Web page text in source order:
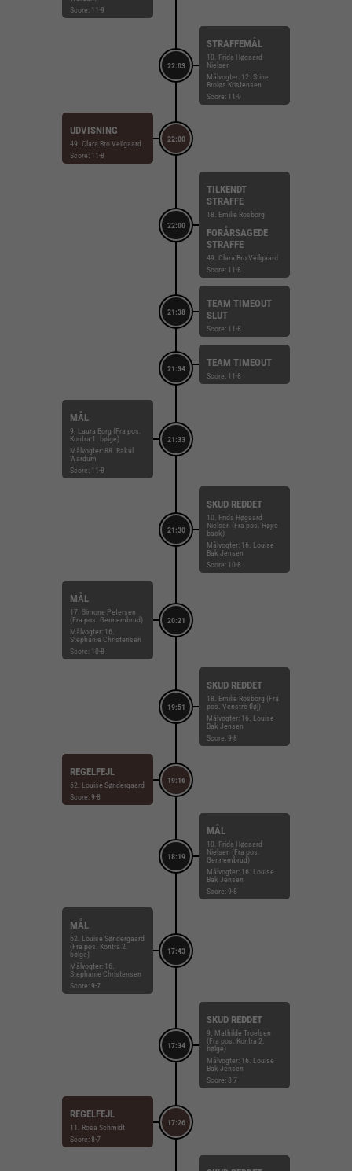
Score: 11-9
22:03
STRAFFEMÅL
10. Frida Høgaard
Nielsen
Målvogter: 12. Stine
Broløs Kristensen
Score: 11-9
22:00
UDVISNING
49. Clara Bro Veilgaard
Score: 11-8
22:00
TILKENDT
STRAFFE
18. Emilie Rosborg
FORÅRSAGEDE
STRAFFE
49. Clara Bro Veilgaard
Score: 11-8
21:38
TEAM TIMEOUT
SLUT
Score: 11-8
21:34
TEAM TIMEOUT
Score: 11-8
21:33
MÅL
9. Laura Borg (Fra pos.
Kontra 1. bølge)
Målvogter: 88. Rakul
Wardum
Score: 11-8
21:30
SKUD REDDET
10. Frida Høgaard
Nielsen (Fra pos. Højre
back)
Målvogter: 16. Louise
Bak Jensen
Score: 10-8
20:21
MÅL
17. Simone Petersen
(Fra pos. Gennembrud)
Målvogter: 16.
Stephanie Christensen
Score: 10-8
19:51
SKUD REDDET
18. Emilie Rosborg (Fra
pos. Venstre fløj)
Målvogter: 16. Louise
Bak Jensen
Score: 9-8
19:16
REGELFEJL
62. Louise Søndergaard
Score: 9-8
18:19
MÅL
10. Frida Høgaard
Nielsen (Fra pos.
Gennembrud)
Målvogter: 16. Louise
Bak Jensen
Score: 9-8
17:43
MÅL
62. Louise Søndergaard
(Fra pos. Kontra 2.
bølge)
Målvogter: 16.
Stephanie Christensen
Score: 9-7
17:34
SKUD REDDET
9. Mathilde Troelsen
(Fra pos. Kontra 2.
bølge)
Målvogter: 16. Louise
Bak Jensen
Score: 8-7
17:26
REGELFEJL
11. Rosa Schmidt
Score: 8-7